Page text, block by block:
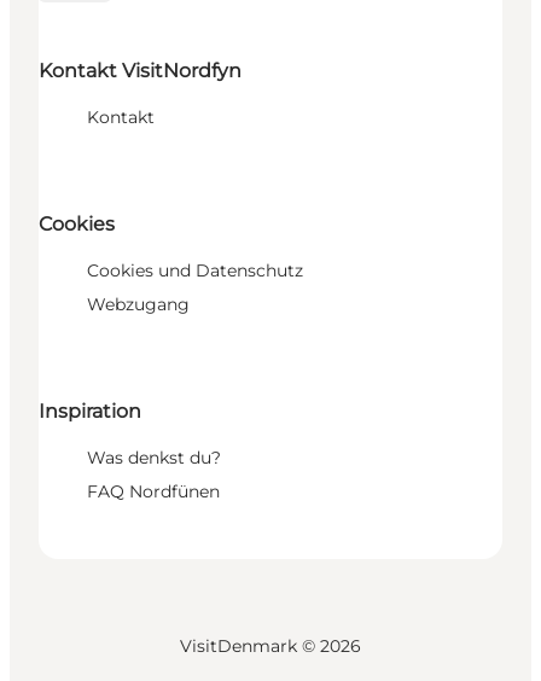
Kontakt VisitNordfyn
Kontakt
Cookies
Cookies und Datenschutz
Webzugang
Inspiration
Was denkst du?
FAQ Nordfünen
VisitDenmark © 2026